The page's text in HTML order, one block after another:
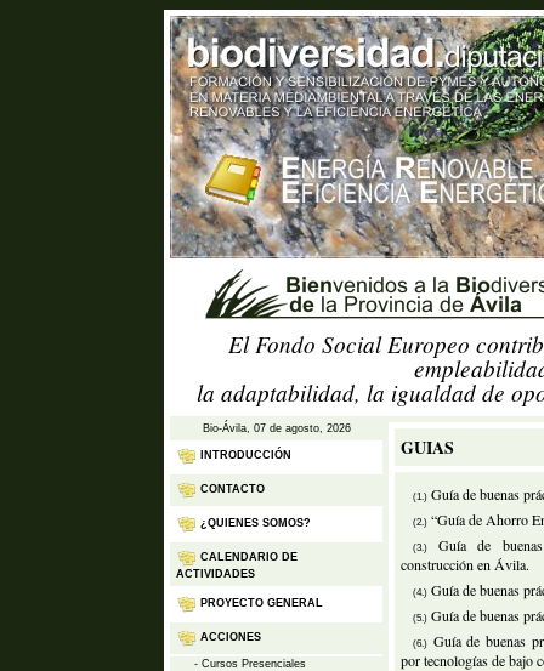
El Fondo Social Europeo
la adaptabilidad, la igualdad de
Bio-Ávila, 07 de agosto, 2026
INTRODUCCIÓN
CONTACTO
¿QUIENES SOMOS?
CALENDARIO DE
ACTIVIDADES
PROYECTO GENERAL
ACCIONES
- Cursos Presenciales
GUIAS
(1.) Guía de buenas
(2.) “Guía de Ahorro
(3.)
Guía de
construcción en Ávila.
(4.) Guía de buenas
(5.) Guía de buenas
(6.) Guía de buenas
por tecnologías de bajo